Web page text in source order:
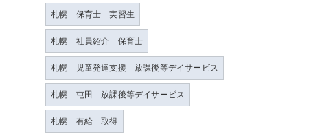
札幌 保育士 実習生
札幌 社員紹介 保育士
札幌 児童発達支援 放課後等デイサービス
札幌 屯田 放課後等デイサービス
札幌 有給 取得